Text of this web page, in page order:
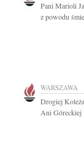
Pani Marioli
z powodu
WARSZAWA
Drogiej
Ani Góreckiej